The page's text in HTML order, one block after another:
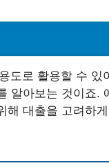
도로 활용할 수 있
알아보는 것이죠.
해 대출을 고려하